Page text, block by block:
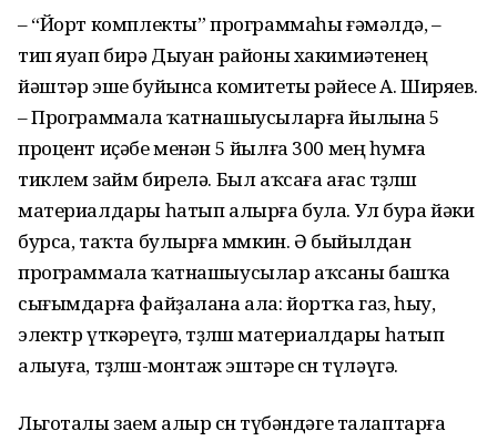
– “Йорт комплекты” программаһы ғәмәлдә, –
тип яуап бирә Дыуан районы хакимиәтенең
йәштәр эше буйынса комитеты рәйесе А. Ширяев.
– Программала ҡатнашыусыларға йылына 5
процент иҫәбе менән 5 йылға 300 мең һумға
тиклем займ бирелә. Был аҡсаға ағас төҙөлөш
материалдары һатып алырға була. Ул бура йәки
бурса, таҡта булырға мөмкин. Ә быйылдан
программала ҡатнашыусылар аҡсаны башҡа
сығымдарға файҙалана ала: йортҡа газ, һыу,
электр үткәреүгә, төҙөлөш материалдары һатып
алыуға, төҙөлөш-монтаж эштәре өсөн түләүгә.
Льготалы заем алыр өсөн түбәндәге талаптарға